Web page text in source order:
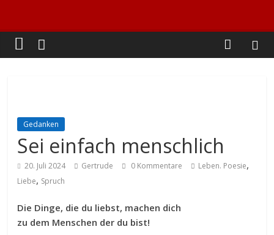
Gedanken
Sei einfach menschlich
20. Juli 2024 Gertrude 0 Kommentare Leben. Poesie,
Liebe, Spruch
Die Dinge, die du liebst, machen dich
zu dem Menschen der du bist!